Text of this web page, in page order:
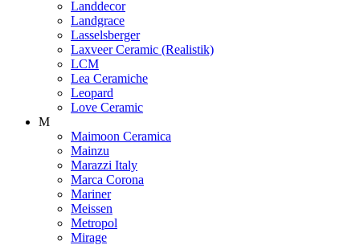
Landdecor
Landgrace
Lasselsberger
Laxveer Ceramic (Realistik)
LCM
Lea Ceramiche
Leopard
Love Ceramic
M
Maimoon Ceramica
Mainzu
Marazzi Italy
Marca Corona
Mariner
Meissen
Metropol
Mirage